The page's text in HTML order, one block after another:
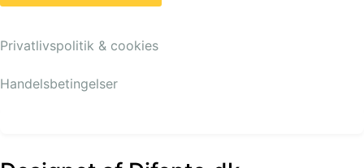
Privatlivspolitik & cookies
Handelsbetingelser